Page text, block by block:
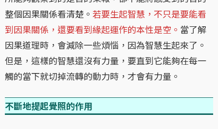
整個因果關係看清楚。 若要生起智慧，不只是要能看
到因果關係，還要看到緣起運作的本性是空。 當了解
因果道理時，會減除一些煩惱，因為智慧生起來了。
但是，這樣的智慧還沒有力量，要直到它能夠在每一
觸的當下就切掉流轉的動力時，才會有力量。
不斷地提起覺照的作用